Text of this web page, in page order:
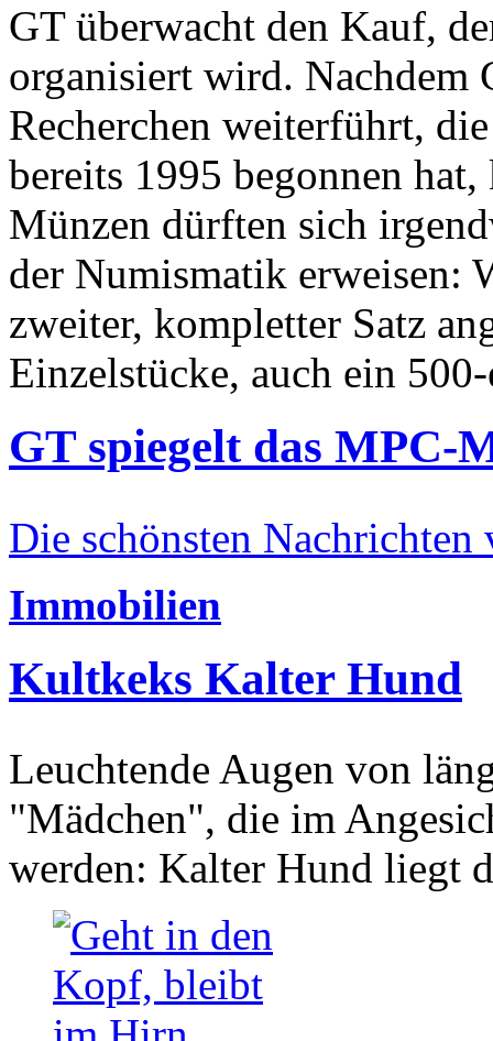
GT überwacht den Kauf,
organisiert wird. Nachdem
Recherchen weiterführt,
bereits 1995 begonnen
Münzen dürften sich
der Numismatik erweisen:
zweiter, kompletter Satz
Einzelstücke, auch ein
GT spiegelt das MPC-
Die schönsten Nachrichten
Immobilien
Kultkeks Kalter Hund
Leuchtende Augen von
"Mädchen", die im
werden: Kalter Hund liegt